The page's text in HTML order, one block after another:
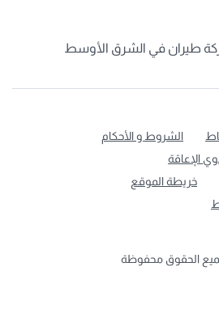
طيران في الشرق الأوسط
الشروط و الأحكام
الإعاقة
خريطة الموقع
الحقوق محفوظة